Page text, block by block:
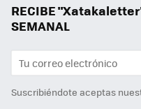
RECIBE
SEMANAL
Suscribiéndote aceptas